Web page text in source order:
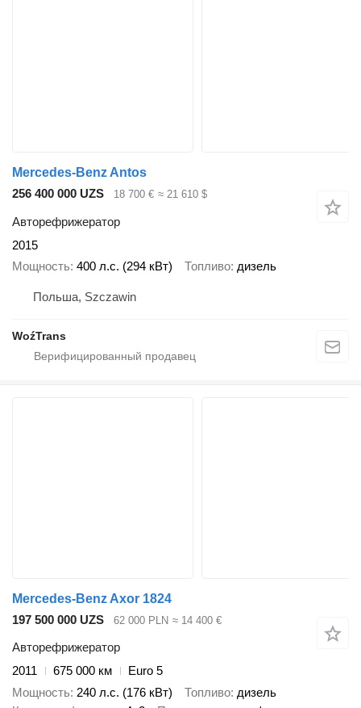
Mercedes-Benz Antos
256 400 000 UZS
18 700 € ≈ 21 610 $
Авторефрижератор
2015
Мощность 400 л.с. (294 кВт) Топливо дизель
Польша, Szczawin
WoźTrans
Mercedes-Benz Axor 1824
197 500 000 UZS
62 000 PLN ≈ 14 400 €
Авторефрижератор
2011
675 000 км
Euro 5
Мощность 240 л.с. (176 кВт) Топливо дизель